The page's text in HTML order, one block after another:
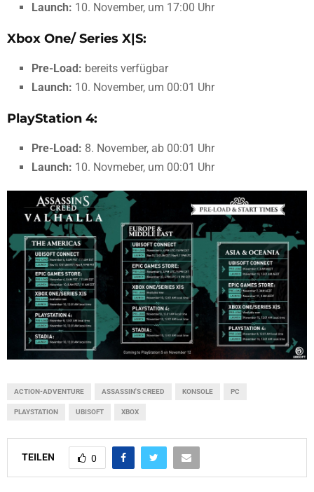
Launch: 10. November, um 17:00 Uhr
Xbox One/ Series X|S:
Pre-Load: bereits verfügbar
Launch: 10. November, um 00:01 Uhr
PlayStation 4:
Pre-Load: 8. November, ab 00:01 Uhr
Launch: 10. Novmeber, um 00:01 Uhr
ACTION-ADVENTURE ASSASSIN'S CREED KONSOLE PC
PLAYSTATION UBISOFT XBOX
TEILEN 0